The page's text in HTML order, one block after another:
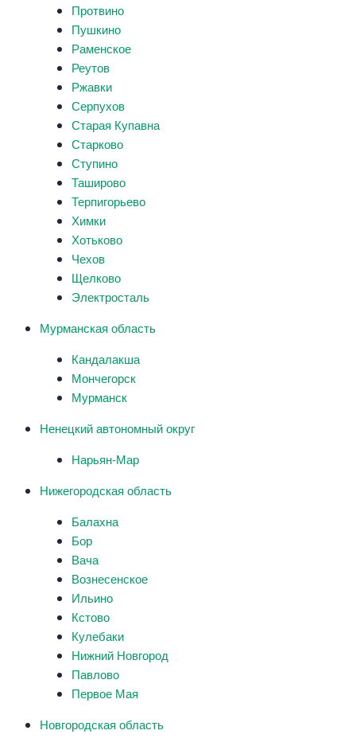
Протвино
Пушкино
Раменское
Реутов
Ржавки
Серпухов
Старая Купавна
Старково
Ступино
Таширово
Терпигорьево
Химки
Хотьково
Чехов
Щелково
Электросталь
Мурманская область
Кандалакша
Мончегорск
Мурманск
Ненецкий автономный округ
Нарьян-Мар
Нижегородская область
Балахна
Бор
Вача
Вознесенское
Ильино
Кстово
Кулебаки
Нижний Новгород
Павлово
Первое Мая
Новгородская область